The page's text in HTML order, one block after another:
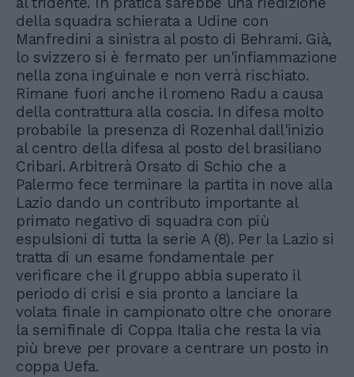
della squadra schierata a Udine con
Manfredini a sinistra al posto di Behrami. Già,
lo svizzero si è fermato per un'infiammazione
nella zona inguinale e non verrà rischiato.
Rimane fuori anche il romeno Radu a causa
della contrattura alla coscia. In difesa molto
probabile la presenza di Rozenhal dall'inizio
al centro della difesa al posto del brasiliano
Cribari. Arbitrerà Orsato di Schio che a
Palermo fece terminare la partita in nove alla
Lazio dando un contributo importante al
primato negativo di squadra con più
espulsioni di tutta la serie A (8). Per la Lazio si
tratta di un esame fondamentale per
verificare che il gruppo abbia superato il
periodo di crisi e sia pronto a lanciare la
volata finale in campionato oltre che onorare
la semifinale di Coppa Italia che resta la via
più breve per provare a centrare un posto in
coppa Uefa.